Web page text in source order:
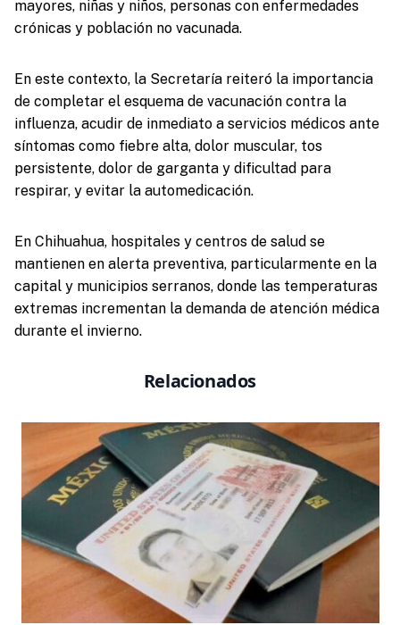
mayores, niñas y niños, personas con enfermedades
crónicas y población no vacunada.
En este contexto, la Secretaría reiteró la importancia
de completar el esquema de vacunación contra la
influenza, acudir de inmediato a servicios médicos ante
síntomas como fiebre alta, dolor muscular, tos
persistente, dolor de garganta y dificultad para
respirar, y evitar la automedicación.
En Chihuahua, hospitales y centros de salud se
mantienen en alerta preventiva, particularmente en la
capital y municipios serranos, donde las temperaturas
extremas incrementan la demanda de atención médica
durante el invierno.
Relacionados